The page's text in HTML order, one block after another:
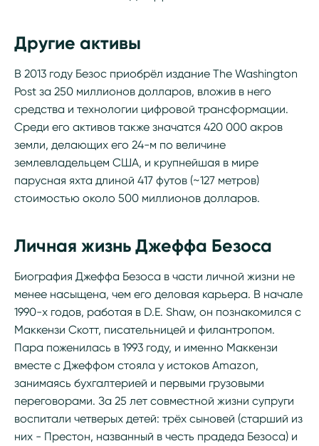
Другие активы
В 2013 году Безос приобрёл издание The Washington
Post за 250 миллионов долларов, вложив в него
средства и технологии цифровой трансформации.
Среди его активов также значатся 420 000 акров
земли, делающих его 24-м по величине
землевладельцем США, и крупнейшая в мире
парусная яхта длиной 417 футов (~127 метров)
стоимостью около 500 миллионов долларов.
Личная жизнь Джеффа Безоса
Биография Джеффа Безоса в части личной жизни не
менее насыщена, чем его деловая карьера. В начале
1990-х годов, работая в D.E. Shaw, он познакомился с
Маккензи Скотт, писательницей и филантропом.
Пара поженилась в 1993 году, и именно Маккензи
вместе с Джеффом стояла у истоков Amazon,
занимаясь бухгалтерией и первыми грузовыми
переговорами. За 25 лет совместной жизни супруги
воспитали четверых детей: трёх сыновей (старший из
них - Престон, названный в честь прадеда Безоса) и